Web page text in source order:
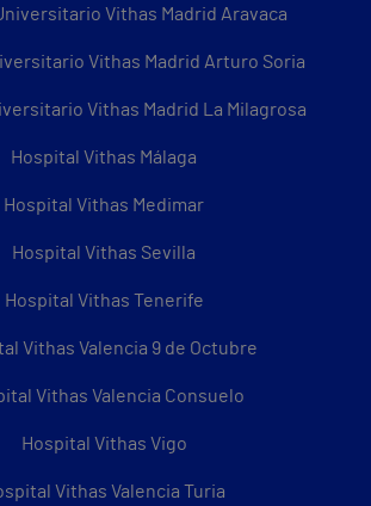
Vithas Madrid Aravaca
Vithas Madrid Arturo Soria
Vithas Madrid La Milagrosa
Hospital Vithas Málaga
Hospital Vithas Medimar
Hospital Vithas Sevilla
Hospital Vithas Tenerife
Vithas Valencia 9 de Octubre
Vithas Valencia Consuelo
Hospital Vithas Vigo
Vithas Valencia Turia